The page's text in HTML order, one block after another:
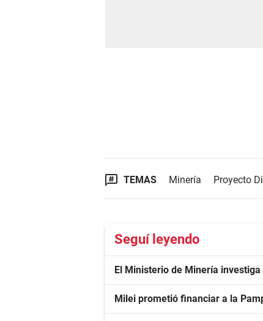
TEMAS Minería Proyecto
Seguí leyendo
El Ministerio de Minería
Milei prometió financiar a la